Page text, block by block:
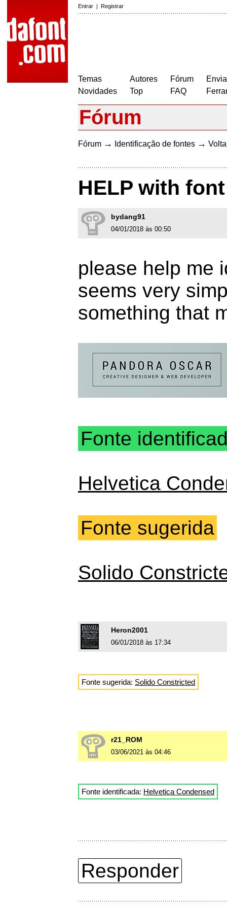
Entrar | Registrar
Temas
Novidades
Autores
Top
Fórum
FAQ
Fórum
Fórum → Identificação de fontes →
HELP with
bydang91
04/01/2018 às 00:50
please help me
seems very
something that
Fonte
Helvetica
Fonte sugerida
Solido
Heron2001
06/01/2018 às 17:34
Fonte sugerida: Solido Constricted
r21_ROM
03/06/2021 às 04:46
Fonte identificada: Helvetica Condensed
Responder